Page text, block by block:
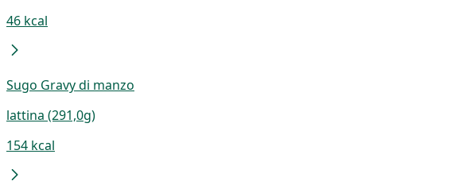
46 kcal
Sugo Gravy di manzo
lattina (291,0g)
154 kcal